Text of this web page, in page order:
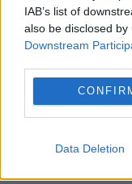
IAB’s list of
also be disclosed
Downstream
Data Deletion